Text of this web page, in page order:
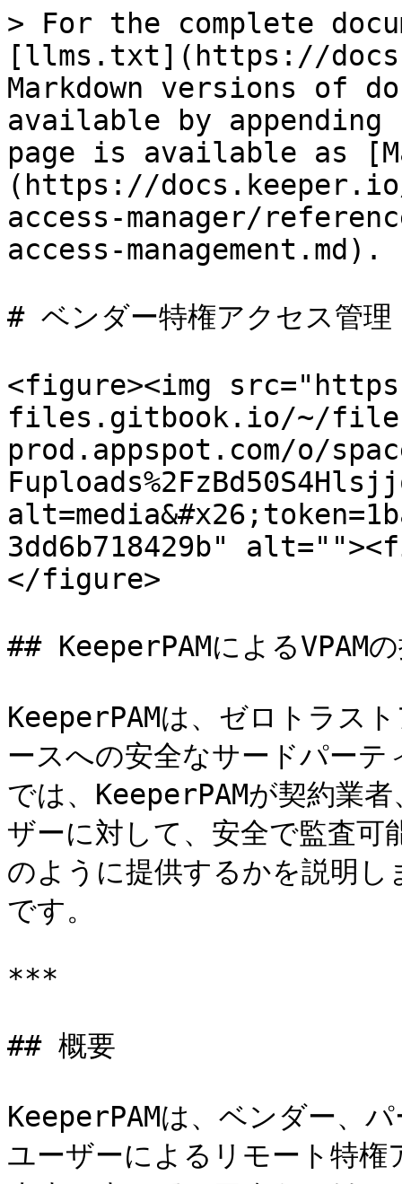
> For the complete
[llms.txt](https://
Markdown versions of
available by
page is available as
(https://
access-manager/
access-management.md).
# ベンダー特権アクセス管理
<figure><img
files.gitbook.io/~/
prod.appspot.com/o/
3dd6b718429b"
</figure>
## KeeperPAMによるVPAM
KeeperPAMは、ゼロトラス
ースへの安全なサードパー
では、KeeperPAMが契約業
ザーに対して、安全で監査
のように提供するかを説明し
です。
***
## 概要
KeeperPAMは、ベンダー、
ユーザーによるリモート特